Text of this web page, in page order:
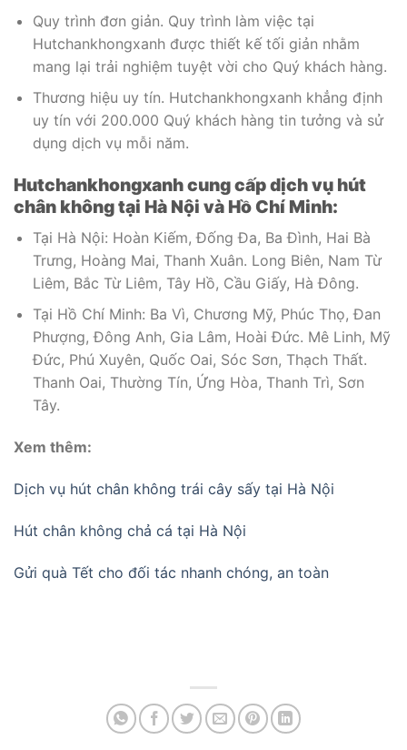
Quy trình đơn giản. Quy trình làm việc tại
Hutchankhongxanh được thiết kế tối giản nhằm
mang lại trải nghiệm tuyệt vời cho Quý khách hàng.
Thương hiệu uy tín. Hutchankhongxanh khẳng định
uy tín với 200.000 Quý khách hàng tin tưởng và sử
dụng dịch vụ mỗi năm.
Hutchankhongxanh cung cấp dịch vụ hút
chân không tại Hà Nội và Hồ Chí Minh:
Tại Hà Nội: Hoàn Kiếm, Đống Đa, Ba Đình, Hai Bà
Trưng, Hoàng Mai, Thanh Xuân. Long Biên, Nam Từ
Liêm, Bắc Từ Liêm, Tây Hồ, Cầu Giấy, Hà Đông.
Tại Hồ Chí Minh: Ba Vì, Chương Mỹ, Phúc Thọ, Đan
Phượng, Đông Anh, Gia Lâm, Hoài Đức. Mê Linh, Mỹ
Đức, Phú Xuyên, Quốc Oai, Sóc Sơn, Thạch Thất.
Thanh Oai, Thường Tín, Ứng Hòa, Thanh Trì, Sơn
Tây.
Xem thêm:
Dịch vụ hút chân không trái cây sấy tại Hà Nội
Hút chân không chả cá tại Hà Nội
Gửi quà Tết cho đối tác nhanh chóng, an toàn